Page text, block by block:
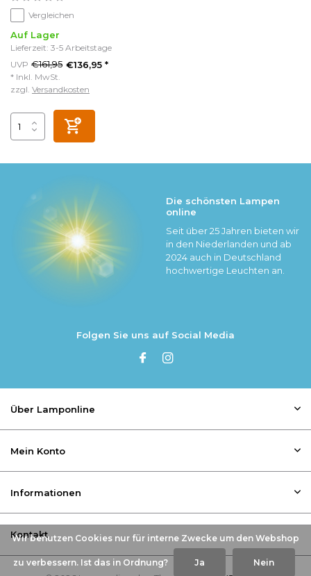
Vergleichen
Auf Lager
Lieferzeit: 3-5 Arbeitstage
UVP €161,95 €136,95 *
* Inkl. MwSt.
zzgl. Versandkosten
Die schönsten Lampen
online
Seit über 25 Jahren bieten wir
in den Niederlanden und ab
2024 auch in Deutschland
hochwertige Leuchten an.
Folgen Sie uns auf Social Media
Über Lamponline
Mein Konto
Informationen
Kontakt
Wir benutzen Cookies nur für interne Zwecke um den Webshop
zu verbessern. Ist das in Ordnung? Ja Nein